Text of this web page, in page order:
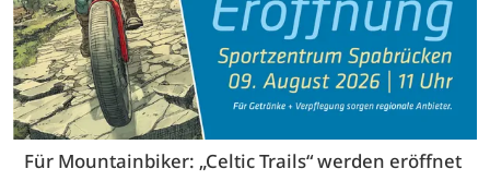
Für Mountainbiker: „Celtic Trails“ werden eröffnet